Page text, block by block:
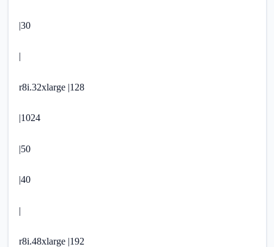
|30
|
r8i.32xlarge |128
|1024
|50
|40
|
r8i.48xlarge |192